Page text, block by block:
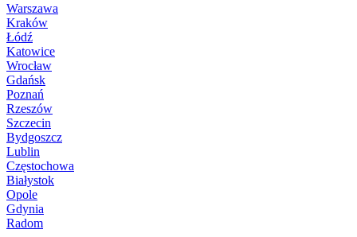
Warszawa
Kraków
Łódź
Katowice
Wrocław
Gdańsk
Poznań
Rzeszów
Szczecin
Bydgoszcz
Lublin
Częstochowa
Białystok
Opole
Gdynia
Radom